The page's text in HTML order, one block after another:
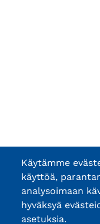
Käytämme
käyttöä,
analysoimaan
hyväksyä
asetuksia.